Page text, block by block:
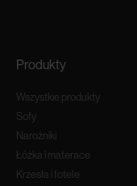
Produkty
Wszystkie produkty
Sofy
Narożniki
Łóżka i materace
Krzesła i fotele